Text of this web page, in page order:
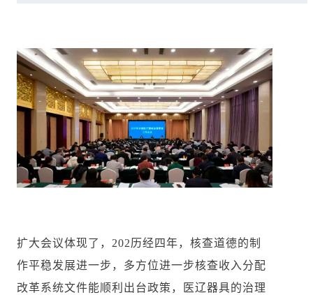
扩大会议体现了，202历经四年，核查道德的制
作平稳发展进一步，多方位进一步核查收入分配
改革系统文件能顺利出台政策，医辽器具的治理